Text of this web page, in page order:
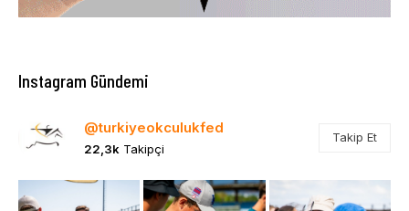
Instagram Gündemi
@turkiyeokculukfed
22,3k Takipçi
Takip Et